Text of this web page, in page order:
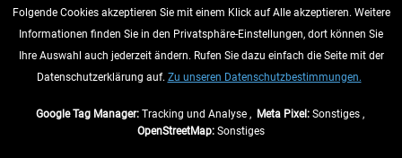
VERTRAG WIDERRUFEN
INFORMATIONEN
Folgende Cookies akzeptieren Sie mit einem Klick auf Alle akzeptieren. Weitere
Informationen finden Sie in den Privatsphäre-Einstellungen, dort können Sie
Ihre Auswahl auch jederzeit ändern. Rufen Sie dazu einfach die Seite mit der
Datenschutzerklärung auf. Zu unseren Datenschutzbestimmungen.
Google Tag Manager:Tracking und Analyse , Meta Pixel:Sonstiges ,
OpenStreetMap: Sonstiges